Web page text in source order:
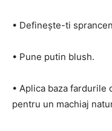
• Definește-ti
• Pune putin blush.
• Aplica baza
pentru un machiaj